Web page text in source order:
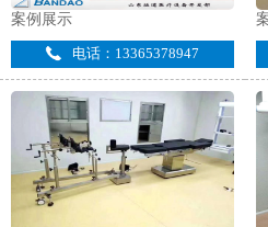
案例展示
电话：13365378947